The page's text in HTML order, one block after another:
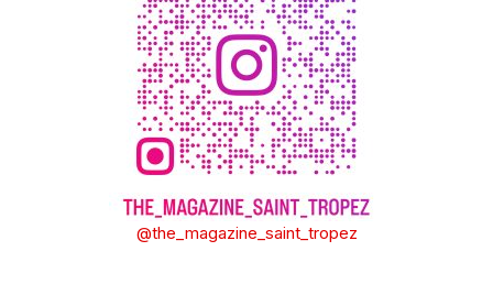
@the_magazine_saint_tropez